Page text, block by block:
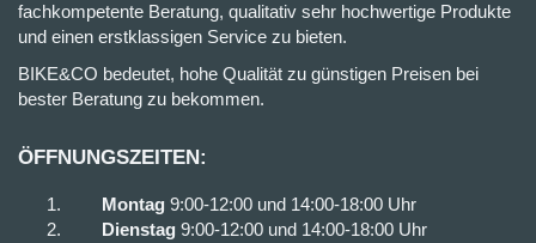
fachkompetente Beratung, qualitativ sehr hochwertige Produkte
und einen erstklassigen Service zu bieten.
BIKE&CO bedeutet, hohe Qualität zu günstigen Preisen bei
bester Beratung zu bekommen.
ÖFFNUNGSZEITEN:
Montag 9:00-12:00 und 14:00-18:00 Uhr
Dienstag 9:00-12:00 und 14:00-18:00 Uhr